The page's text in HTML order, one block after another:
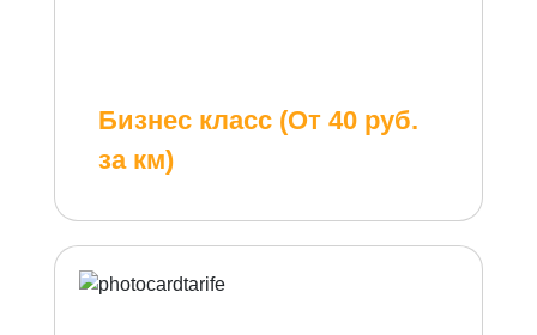
Бизнес класс (От 40 руб.
за км)